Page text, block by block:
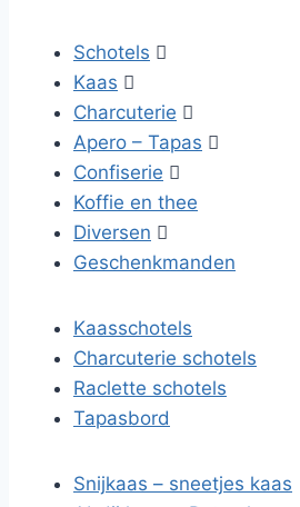
Schotels 
Kaas 
Charcuterie 
Apero – Tapas 
Confiserie 
Koffie en thee
Diversen 
Geschenkmanden
Kaasschotels
Charcuterie schotels
Raclette schotels
Tapasbord
Snijkaas – sneetjes kaas